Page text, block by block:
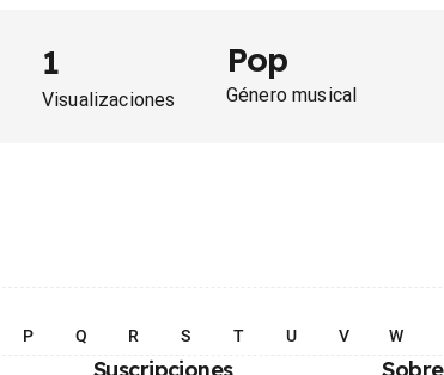
1
Visualizaciones
Pop
Género musical
P Q R S T U V W